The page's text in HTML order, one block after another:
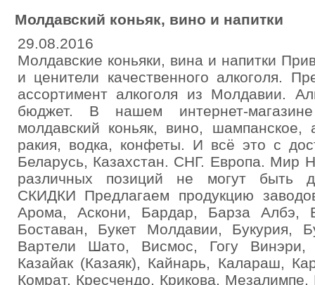
Молдавский коньяк, вино и напитки
29.08.2016
Молдавские коньяки, вина и напитки
и ценители качественного алкоголя.
ассортимент алкоголя из Молдавии.
бюджет. В нашем интернет-
молдавский коньяк, вино, шампанское,
ракия, водка, конфеты. И всё это с
Беларусь, Казахстан. СНГ. Европа.
различных позиций не могут быть
СКИДКИ Предлагаем продукцию
Арома, Аскони, Бардар, Барза Албэ,
Боставан, Букет Молдавии, Букурия,
Вартели Шато, Висмос, Гогу
Казайак (Казаяк), Кайнарь, Калараш,
Комрат, Кресчендо, Крикова,